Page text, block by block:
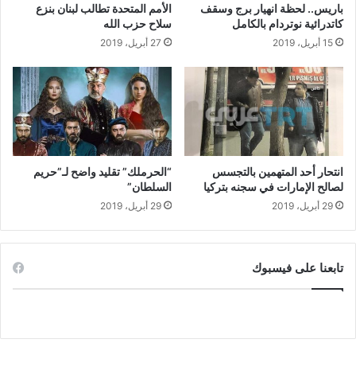
باريس.. لحظة انهيار برج وسقف
كاتدرائية نوتردام بالكامل
15 أبريل، 2019
الأمم المتحدة تطالب لبنان بنزع
سلاح حزب الله
27 أبريل، 2019
انتحار أحد المتهمين بالتجسس
لصالح الإمارات في سجنه بتركيا
29 أبريل، 2019
“الحرملك” تقليد واضح لـ”حريم
السلطان”
29 أبريل، 2019
تابعنا على فيسبوك